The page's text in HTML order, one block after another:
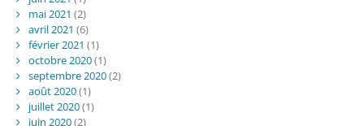
mai 2021 (2)
avril 2021 (6)
février 2021 (1)
octobre 2020(1)
septembre 2020(2)
août 2020(1)
juillet 2020(1)
juin 2020(2)